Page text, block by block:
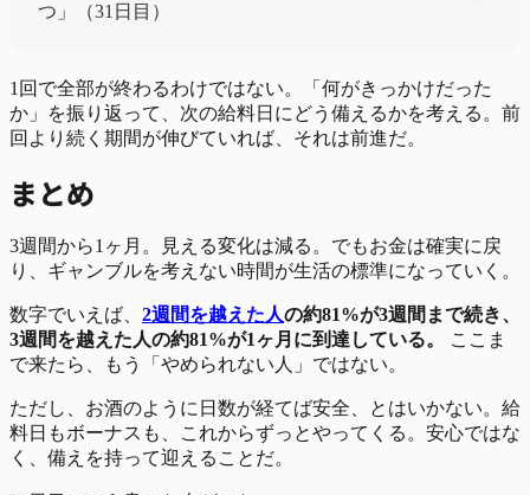
つ」（31日目）
1回で全部が終わるわけではない。「何がきっかけだった
か」を振り返って、次の給料日にどう備えるかを考える。前
回より続く期間が伸びていれば、それは前進だ。
まとめ
3週間から1ヶ月。見える変化は減る。でもお金は確実に戻
り、ギャンブルを考えない時間が生活の標準になっていく。
数字でいえば、 2週間を越えた人の約81%が3週間まで続き、
3週間を越えた人の約81%が1ヶ月に到達している。
ここま
で来たら、もう「やめられない人」ではない。
ただし、お酒のように日数が経てば安全、とはいかない。給
料日もボーナスも、これからずっとやってくる。安心ではな
く、備えを持って迎えることだ。